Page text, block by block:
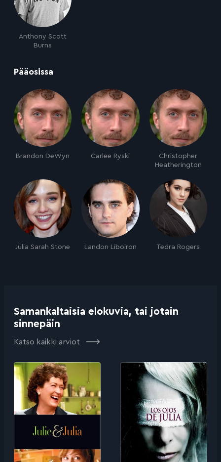
Anthony Scott
Burns
Pääosissa
Brandon DeWyn Carlee Ryski
Christopher
Heatherington
Julia Sarah Stone Landon Liboiron Tedra Rogers
Samankaltaisia elokuvia, tai jotain
sinnepäin
Katso kaikki arviot